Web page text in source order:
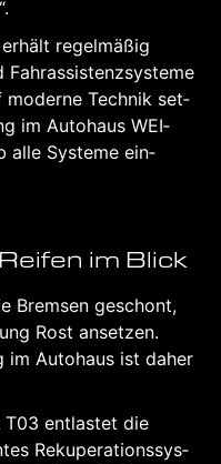
erhält regel­mä­ßig
moder­ne Tech­nik set­
im Auto­haus WEI­
alle Sys­te­me ein­
im Blick
Brem­sen geschont,
Rost anset­zen.
im Auto­haus ist daher
T03 ent­las­tet die
Reku­per­a­ti­ons­sys­